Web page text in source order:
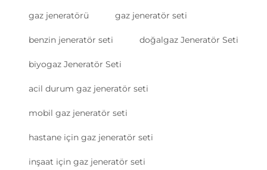
gaz jeneratörü gaz jeneratör seti
benzin jeneratör seti doğalgaz Jeneratör Seti
biyogaz Jeneratör Seti
acil durum gaz jeneratör seti
mobil gaz jeneratör seti
hastane için gaz jeneratör seti
inşaat için gaz jeneratör seti